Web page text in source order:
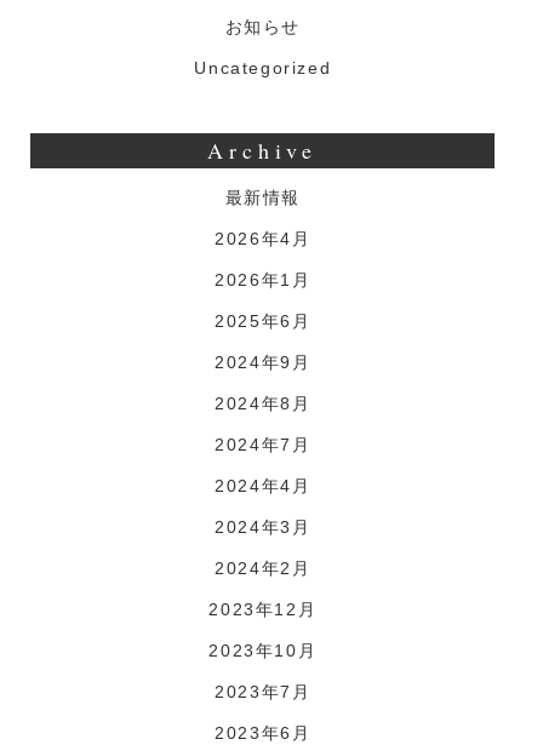
お知らせ
Uncategorized
Archive
最新情報
2026年4月
2026年1月
2025年6月
2024年9月
2024年8月
2024年7月
2024年4月
2024年3月
2024年2月
2023年12月
2023年10月
2023年7月
2023年6月